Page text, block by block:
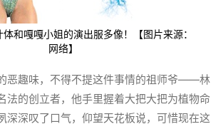
和嘎嘎小姐的演出服多像！【图片来源：
网络】
恶趣味，不得不提这件事情的祖师爷——林
法的创立者，他手里握着大把大把为植物命
深深叹了口气，仰望天花板说，可惜现在这